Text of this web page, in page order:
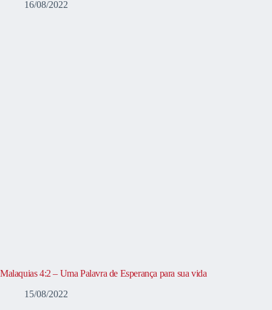
16/08/2022
Malaquias 4:2 – Uma Palavra de Esperança para sua vida
15/08/2022